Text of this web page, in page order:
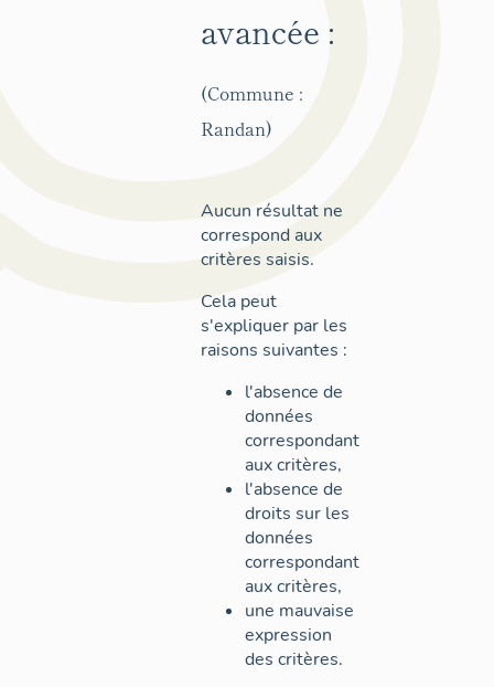
avancée :
(Commune :
Randan)
Aucun résultat ne
correspond aux
critères saisis.
Cela peut
s'expliquer par les
raisons suivantes :
l'absence de
données
correspondant
aux critères,
l'absence de
droits sur les
données
correspondant
aux critères,
une mauvaise
expression
des critères.